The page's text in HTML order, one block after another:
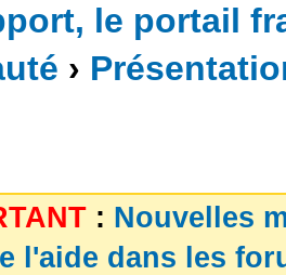
le portail
›
: Nouvelles
l'aide dans les